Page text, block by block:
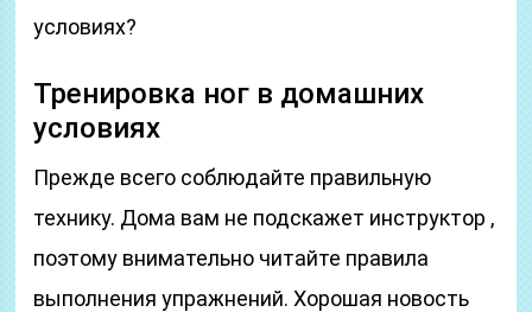
условиях?
Тренировка ног в домашних
условиях
Прежде всего соблюдайте правильную
технику. Дома вам не подскажет инструктор ,
поэтому внимательно читайте правила
выполнения упражнений. Хорошая новость